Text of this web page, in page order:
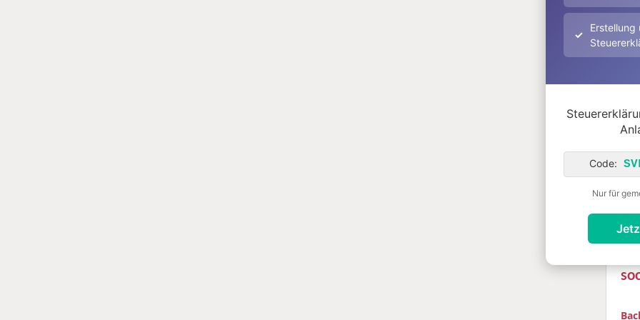
Code:
Nur für
293